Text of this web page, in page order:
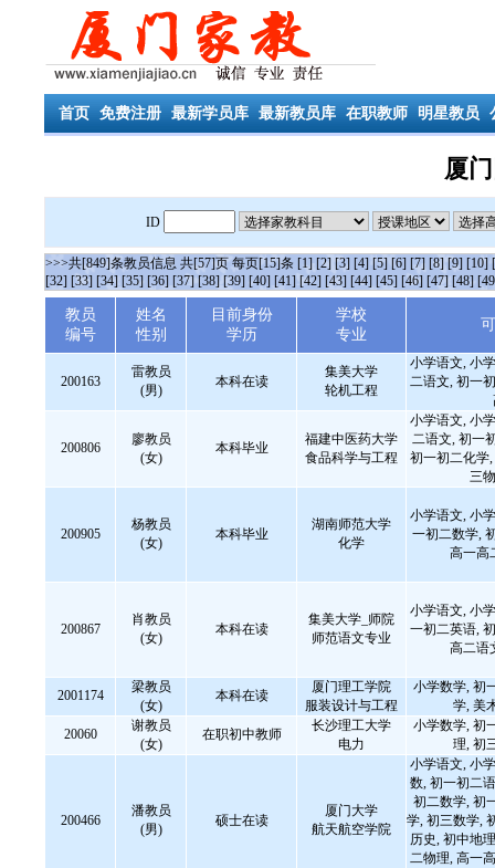
首页 免费注册 最新学员库 最新教员库 在职教师 明星教员
厦
ID
>>>共[849]条教员信息 共[57]页 每页[15]条 [1] [2] [3] [4] [5] [6] [7] [8] [9] [10]
[32] [33] [34] [35] [36] [37] [38] [39] [40] [41] [42] [43] [44] [45] [46] [47] [48]
教员
编号
姓名
性别
目前身份
学历
学校
专业
200163
雷教员
(男)
本科在读
集美大学
轮机工程
小学语文, 小
二语文, 初一
200806
廖教员
(女)
本科毕业
福建中医药大学
食品科学与工程
小学语文, 小
二语文, 初一
初一初二化学
三
200905
杨教员
(女)
本科毕业
湖南师范大学
化学
小学语文, 小
一初二数学,
高一高
200867
肖教员
(女)
本科在读
集美大学_师院
师范语文专业
小学语文, 小
一初二英语,
高二语
2001174
梁教员
(女)
本科在读
厦门理工学院
服装设计与工程
小学数学, 初
学, 美
20060
谢教员
(女)
在职初中教师
长沙理工大学
电力
小学数学, 初
理, 初
200466
潘教员
(男)
硕士在读
厦门大学
航天航空学院
小学语文, 小
数, 初一初二
初二数学, 初
学, 初三数学,
历史, 初中地
二物理, 高一